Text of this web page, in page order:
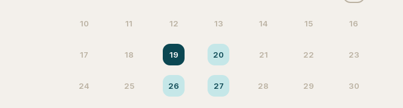
10 11 12 13 14 15 16
17 18 19 20 21 22 23
24 25 26 27 28 29 30